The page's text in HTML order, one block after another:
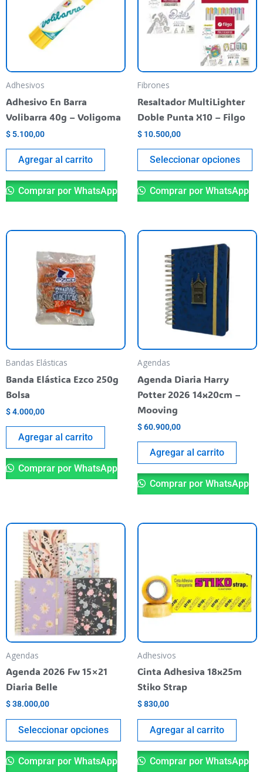
Adhesivos
Adhesivo En Barra
Volibarra 40g – Voligoma
$ 5.100,00
Agregar al carrito
Comprar por WhatsApp
Fibrones
Resaltador MultiLighter
Doble Punta X10 – Filgo
$ 10.500,00
Seleccionar opciones
se
Comprar por WhatsApp
Bandas Elásticas
Banda Elástica Ezco 250g
Bolsa
$4.000,00
Agregar al carrito
Comprar por WhatsApp
Agendas
Agenda Diaria Harry
Potter 2026 14x20cm –
Mooving
$60.900,00
Agregar al carrito
Comprar por WhatsApp
Agendas
Agenda 2026 Fw 15×21
Diaria Belle
$38.000,00
Seleccionar opciones
Este
varias
variantes.
opciones
se
pueden
elegir
producto
Comprar por WhatsApp
Adhesivos
Cinta Adhesiva 18x25m
Stiko Strap
$830,00
Agregar al carrito
Comprar por WhatsApp